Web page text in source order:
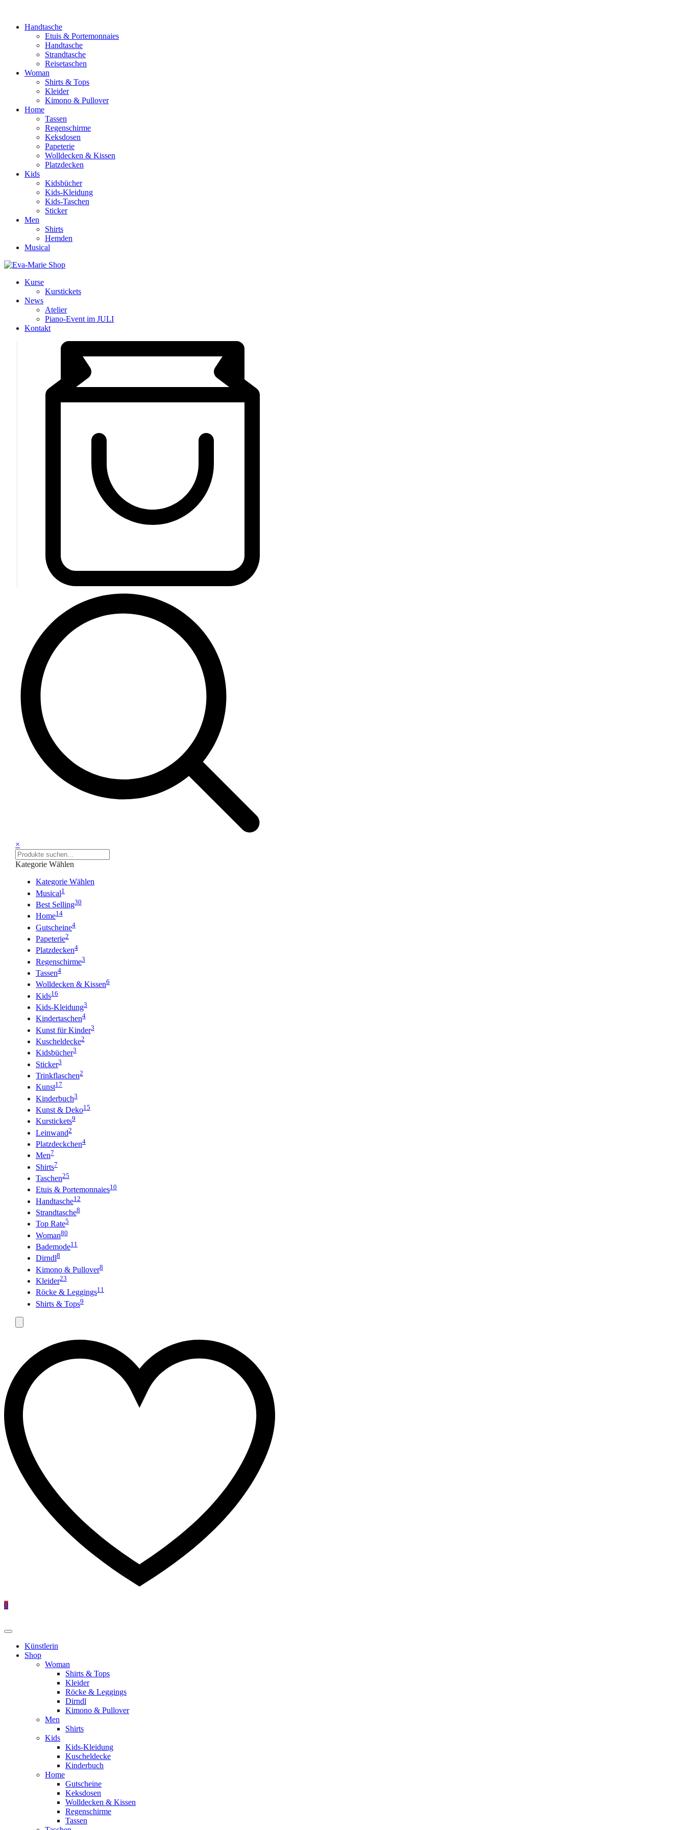
Handtasche
Etuis & Portemonnaies
Handtasche
Strandtasche
Reisetaschen
Woman
Shirts & Tops
Kleider
Kimono & Pullover
Home
Tassen
Regenschirme
Keksdosen
Papeterie
Wolldecken & Kissen
Platzdecken
Kids
Kidsbücher
Kids-Kleidung
Kids-Taschen
Sticker
Men
Shirts
Hemden
Musical
Kurse
Kurstickets
News
Atelier
Piano-Event im JULI
Kontakt
×
Kategorie Wählen
Kategorie Wählen
Musical1
Best Selling30
Home14
Gutscheine4
Papeterie2
Platzdecken4
Regenschirme3
Tassen4
Wolldecken & Kissen6
Kids16
Kids-Kleidung3
Kindertaschen4
Kunst für Kinder3
Kuscheldecke2
Kidsbücher3
Sticker3
Trinkflaschen2
Kunst17
Kinderbuch3
Kunst & Deko15
Kurstickets9
Leinwand2
Platzdeckchen4
Men7
Shirts7
Taschen25
Etuis & Portemonnaies10
Handtasche12
Strandtasche8
Top Rate5
Woman80
Bademode11
Dirndl8
Kimono & Pullover8
Kleider23
Röcke & Leggings11
Shirts & Tops9
0
Künstlerin
Shop
Woman
Shirts & Tops
Kleider
Röcke & Leggings
Dirndl
Kimono & Pullover
Men
Shirts
Kids
Kids-Kleidung
Kuscheldecke
Kinderbuch
Home
Gutscheine
Keksdosen
Wolldecken & Kissen
Regenschirme
Tassen